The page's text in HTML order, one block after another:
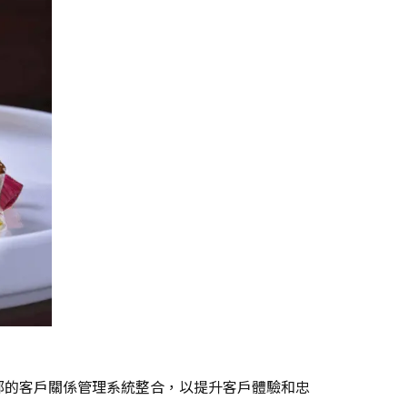
客戶關係管理系統整合，以提升客戶體驗和忠